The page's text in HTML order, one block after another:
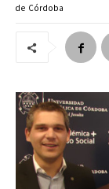
de Córdoba